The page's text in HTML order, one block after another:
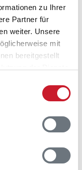
zu Ihrer
Partner für
weiter. Unsere
mit
bereitgestellt
anklicken